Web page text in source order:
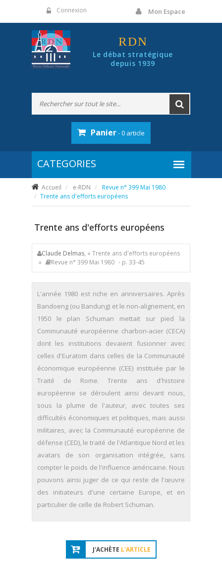
Connexion Mon Espace
RDN
Le débat stratégique
depuis 1939
Panier- 0 article
Accueil e-RDN
Revue n° 399 Mai 1980
Trente ans d'efforts européens
Trente ans d'efforts européens
Claude Delmas, « Trente ans d'efforts européens
»
Revue n° 399 Mai 1980 - p. 33-45
L'année 1980 est riche en anniversaires. Après
Bandoeng (ou Bandung) et le non-alignement, en
1950 le plan Schuman mettait sur pied la
Communauté européenne charbon-acier (CECA)
dont les institutions devaient fusionner avec
celles d'Euratom dans celles de la Communauté
économique européenne (CEE) instituée par le
Traité de Rome. Trente ans d'histoire
européenne se déroulent ainsi devant nous,
sous la plume de l'auteur, avec toutes ses
difficultés économiques et politiques, mais aussi
militaires, avec la Communauté européenne de
défense (CED), le traité de l'Atlantique Nord et les
avatars de son organisation intégrée, sans
compter le poids de l'influence américaine. Nous
pouvons ainsi juger de ce qui reste de l'œuvre
des initiateurs d'une certaine Europe, et en
particulier de celle de Robert Schuman.
J'ACHÈTE L'ARTICLE